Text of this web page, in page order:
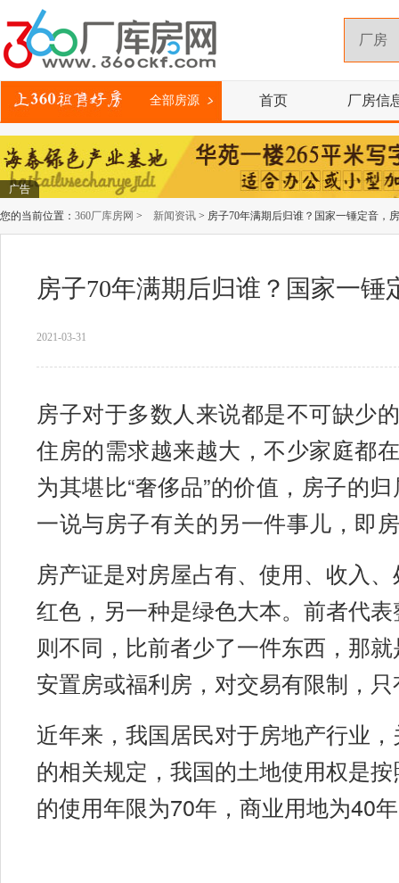
全部房源 首页 厂房信
广告
您的当前位置： 360厂库房网 > 新闻资讯 > 房子70年满期后归谁？国家一锤定音，
房子70年满期后归谁？国家一
2021-03-31
房子对于多数人来说都是不可缺少
住房的需求越来越大，不少家庭都
为其堪比“奢侈品”的价值，房子的
一说与房子有关的另一件事儿，即
房产证是对房屋占有、使用、收入
红色，另一种是绿色大本。前者代
则不同，比前者少了一件东西，那
安置房或福利房，对交易有限制，
近年来，我国居民对于房地产行业
的相关规定，我国的土地使用权是
的使用年限为70年，商业用地为40